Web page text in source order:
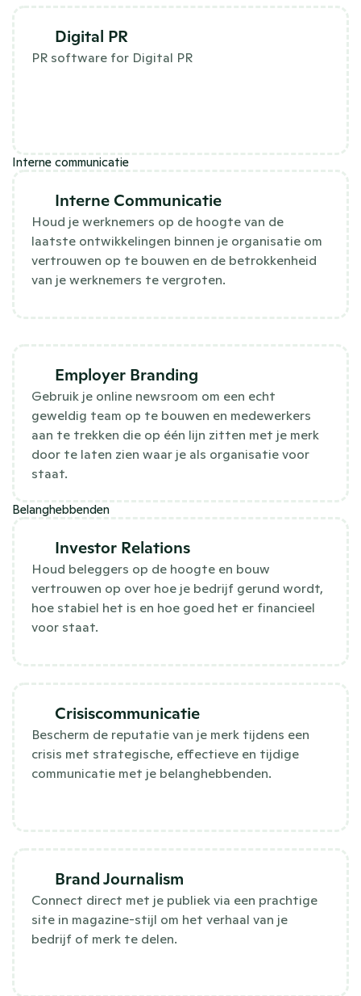
Digital PR
PR software for Digital PR
Interne communicatie
Interne Communicatie
Houd je werknemers op de hoogte van de
laatste ontwikkelingen binnen je organisatie om
vertrouwen op te bouwen en de betrokkenheid
van je werknemers te vergroten.
Employer Branding
Gebruik je online newsroom om een echt
geweldig team op te bouwen en medewerkers
aan te trekken die op één lijn zitten met je merk
door te laten zien waar je als organisatie voor
staat.
Belanghebbenden
Investor Relations
Houd beleggers op de hoogte en bouw
vertrouwen op over hoe je bedrijf gerund wordt,
hoe stabiel het is en hoe goed het er financieel
voor staat.
Crisiscommunicatie
Bescherm de reputatie van je merk tijdens een
crisis met strategische, effectieve en tijdige
communicatie met je belanghebbenden.
Brand Journalism
Connect direct met je publiek via een prachtige
site in magazine-stijl om het verhaal van je
bedrijf of merk te delen.